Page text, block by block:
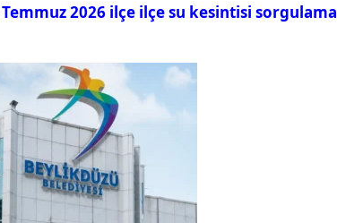
2026 ilçe ilçe su kesintisi sorgulama